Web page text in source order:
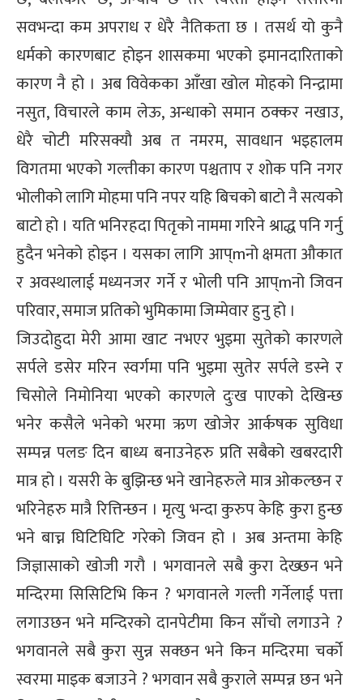
सवभन्दा कम अपराध र धेरै नैतिकता छ । तसर्थ यो कुनै
धर्मको कारणबाट होइन शासकमा भएको इमानदारिताको
कारण नै हो । अब विवेकका आँखा खोल मोहको निन्द्रामा
नसुत, विचारले काम लेऊ, अन्धाको समान ठक्कर नखाउ,
धेरै चोटी मरिसक्यौ अब त नमरम, सावधान भइहालम
विगतमा भएको गल्तीका कारण पश्चताप र शोक पनि नगर
भोलीको लागि मोहमा पनि नपर यहि बिचको बाटो नै सत्यको
बाटो हो । यति भनिरहदा पितृको नाममा गरिने श्राद्ध पनि गर्नु
हुदैन भनेको होइन । यसका लागि आप्mनो क्षमता औकात
र अवस्थालाई मध्यनजर गर्ने र भोली पनि आप्mनो जिवन
परिवार, समाज प्रतिको भुमिकामा जिम्मेवार हुनु हो ।
जिउदोहुदा मेरी आमा खाट नभएर भुइमा सुतेको कारणले
सर्पले डसेर मरिन स्वर्गमा पनि भुइमा सुतेर सर्पले डस्ने र
चिसोले निमोनिया भएको कारणले दुःख पाएको देखिन्छ
भनेर कसैले भनेको भरमा ऋण खोजेर आर्कषक सुविधा
सम्पन्न पलङ दिन बाध्य बनाउनेहरु प्रति सबैको खबरदारी
मात्र हो । यसरी के बुझिन्छ भने खानेहरुले मात्र ओकल्छन र
भरिनेहरु मात्रै रित्तिन्छन । मृत्यु भन्दा कुरुप केहि कुरा हुन्छ
भने बाच्न घिटिघिटि गरेको जिवन हो । अब अन्तमा केहि
जिज्ञासाको खोजी गरौ । भगवानले सबै कुरा देख्छन भने
मन्दिरमा सिसिटिभि किन ? भगवानले गल्ती गर्नेलाई पत्ता
लगाउछन भने मन्दिरको दानपेटीमा किन साँचो लगाउने ?
भगवानले सबै कुरा सुन्न सक्छन भने किन मन्दिरमा चर्को
स्वरमा माइक बजाउने ? भगवान सबै कुराले सम्पन्न छन भने